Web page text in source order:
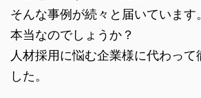
そんな事例が続々と届いています。
本当なのでしょうか？
人材採用に悩む企業様に代わって
した。